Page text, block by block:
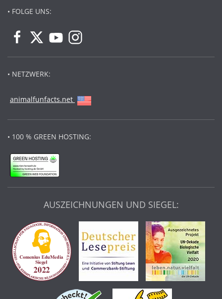
• FOLGE UNS:
• NETZWERK:
animalfunfacts.net
• 100 % GREEN HOSTING:
AUSZEICHNUNGEN UND SIEGEL: